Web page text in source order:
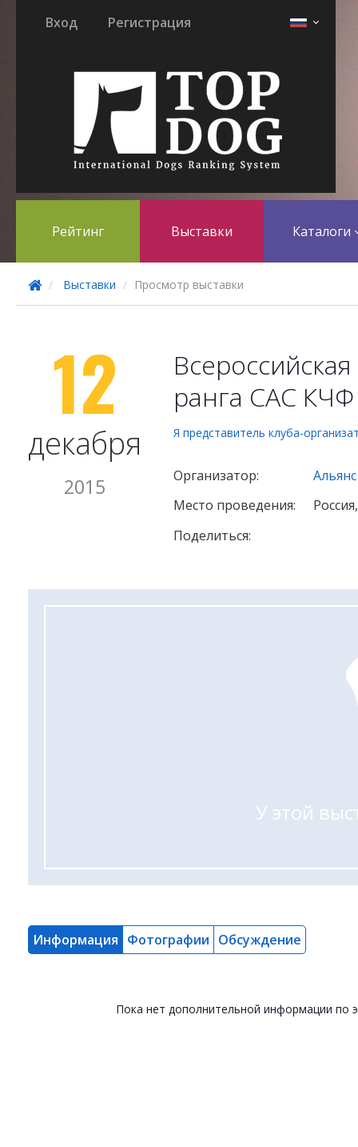
Вход Регистрация
Рейтинг Выставки Каталоги
Выставки Просмотр выставки
12
декабря
2015
ранга САС
Я представитель клуба-
Организатор:
Альянс
Место проведения:
Поделиться:
У этой
Информация Фотографии Обсуждение
Пока нет дополнительной информации по